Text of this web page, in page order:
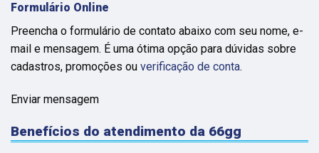
Formulário Online
Preencha o formulário de contato abaixo com seu nome, e-
mail e mensagem. É uma ótima opção para dúvidas sobre
cadastros, promoções ou verificação de conta.
Enviar mensagem
Benefícios do atendimento da 66gg